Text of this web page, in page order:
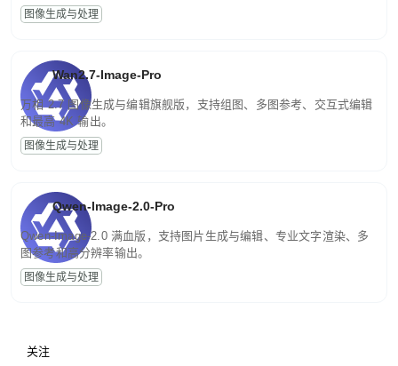
图像生成与处理
Wan2.7-Image-Pro
万相 2.7 图像生成与编辑旗舰版，支持组图、多图参考、交互式编辑
和最高 4K 输出。
图像生成与处理
Qwen-Image-2.0-Pro
Qwen-Image-2.0 满血版，支持图片生成与编辑、专业文字渲染、多
图参考和高分辨率输出。
图像生成与处理
关注